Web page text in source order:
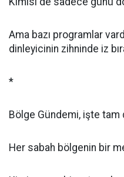
Ama bazı programlar
dinleyicinin zihninde iz
*
Bölge Gündemi, işte
Her sabah bölgenin bir